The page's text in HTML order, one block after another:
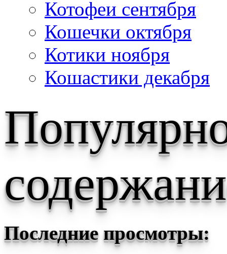
Котофеи сентября
Кошечки октября
Котики ноября
Кошастики декабря
Последние просмотры: